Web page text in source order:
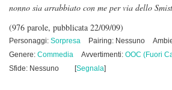
nonno sia arrabbiato con me per via dello
(976 parole, pubblicata 22/09/09)
Personaggi: Sorpresa Pairing: Nessuno
Genere: Commedia Avvertimenti: OOC (Fuori
Sfide: Nessuno
[Segnala]